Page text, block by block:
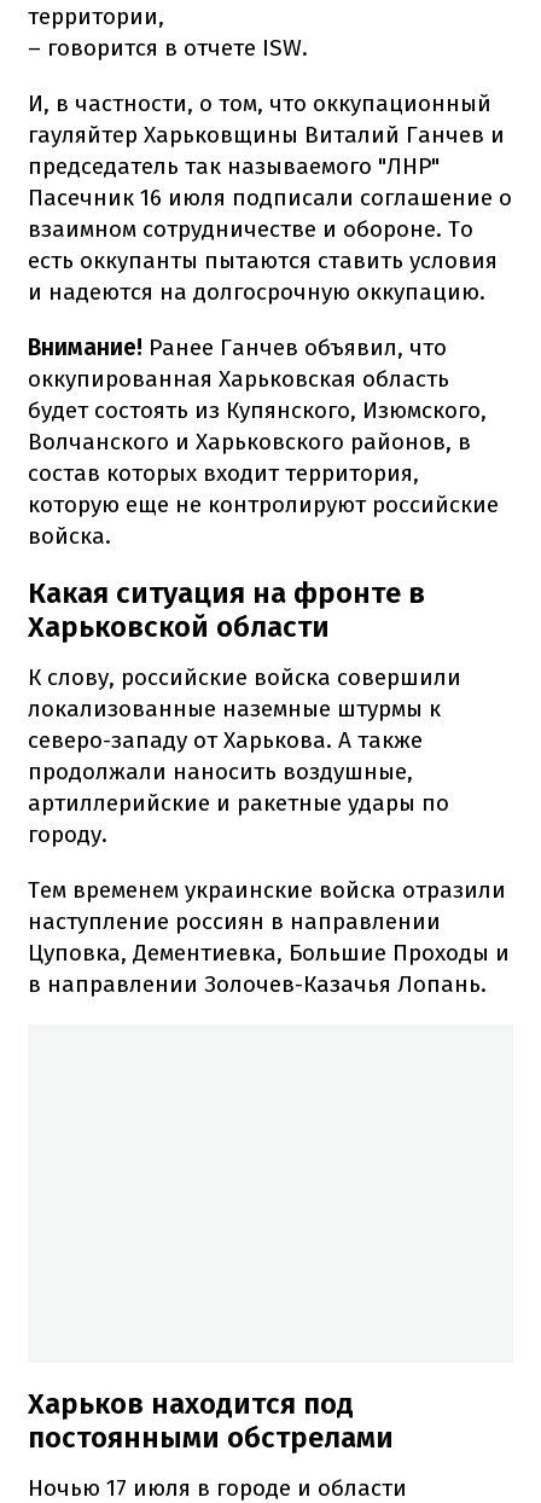
территории,
– говорится в отчете ISW.
И, в частности, о том, что оккупационный
гауляйтер Харьковщины Виталий Ганчев и
председатель так называемого "ЛНР"
Пасечник 16 июля подписали соглашение о
взаимном сотрудничестве и обороне. То
есть оккупанты пытаются ставить условия
и надеются на долгосрочную оккупацию.
Внимание! Ранее Ганчев объявил, что
оккупированная Харьковская область
будет состоять из Купянского, Изюмского,
Волчанского и Харьковского районов, в
состав которых входит территория,
которую еще не контролируют российские
войска.
Какая ситуация на фронте в
Харьковской области
К слову, российские войска совершили
локализованные наземные штурмы к
северо-западу от Харькова. А также
продолжали наносить воздушные,
артиллерийские и ракетные удары по
городу.
Тем временем украинские войска отразили
наступление россиян в направлении
Цуповка, Дементиевка, Большие Проходы и
в направлении Золочев-Казачья Лопань.
Харьков находится под
постоянными обстрелами
Ночью 17 июля в городе и области